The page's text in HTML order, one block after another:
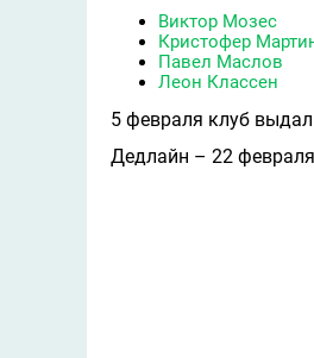
Виктор Мозес
Кристофер
Павел Маслов
Леон Классен
5 февраля клуб
Дедлайн – 22